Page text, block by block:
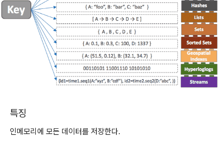
특징
인메모리에 모든 데이터를 저장한다.